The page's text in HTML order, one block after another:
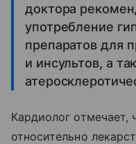
доктора
употребление
препаратов для
и инсультов, а
Кардиолог
относительно